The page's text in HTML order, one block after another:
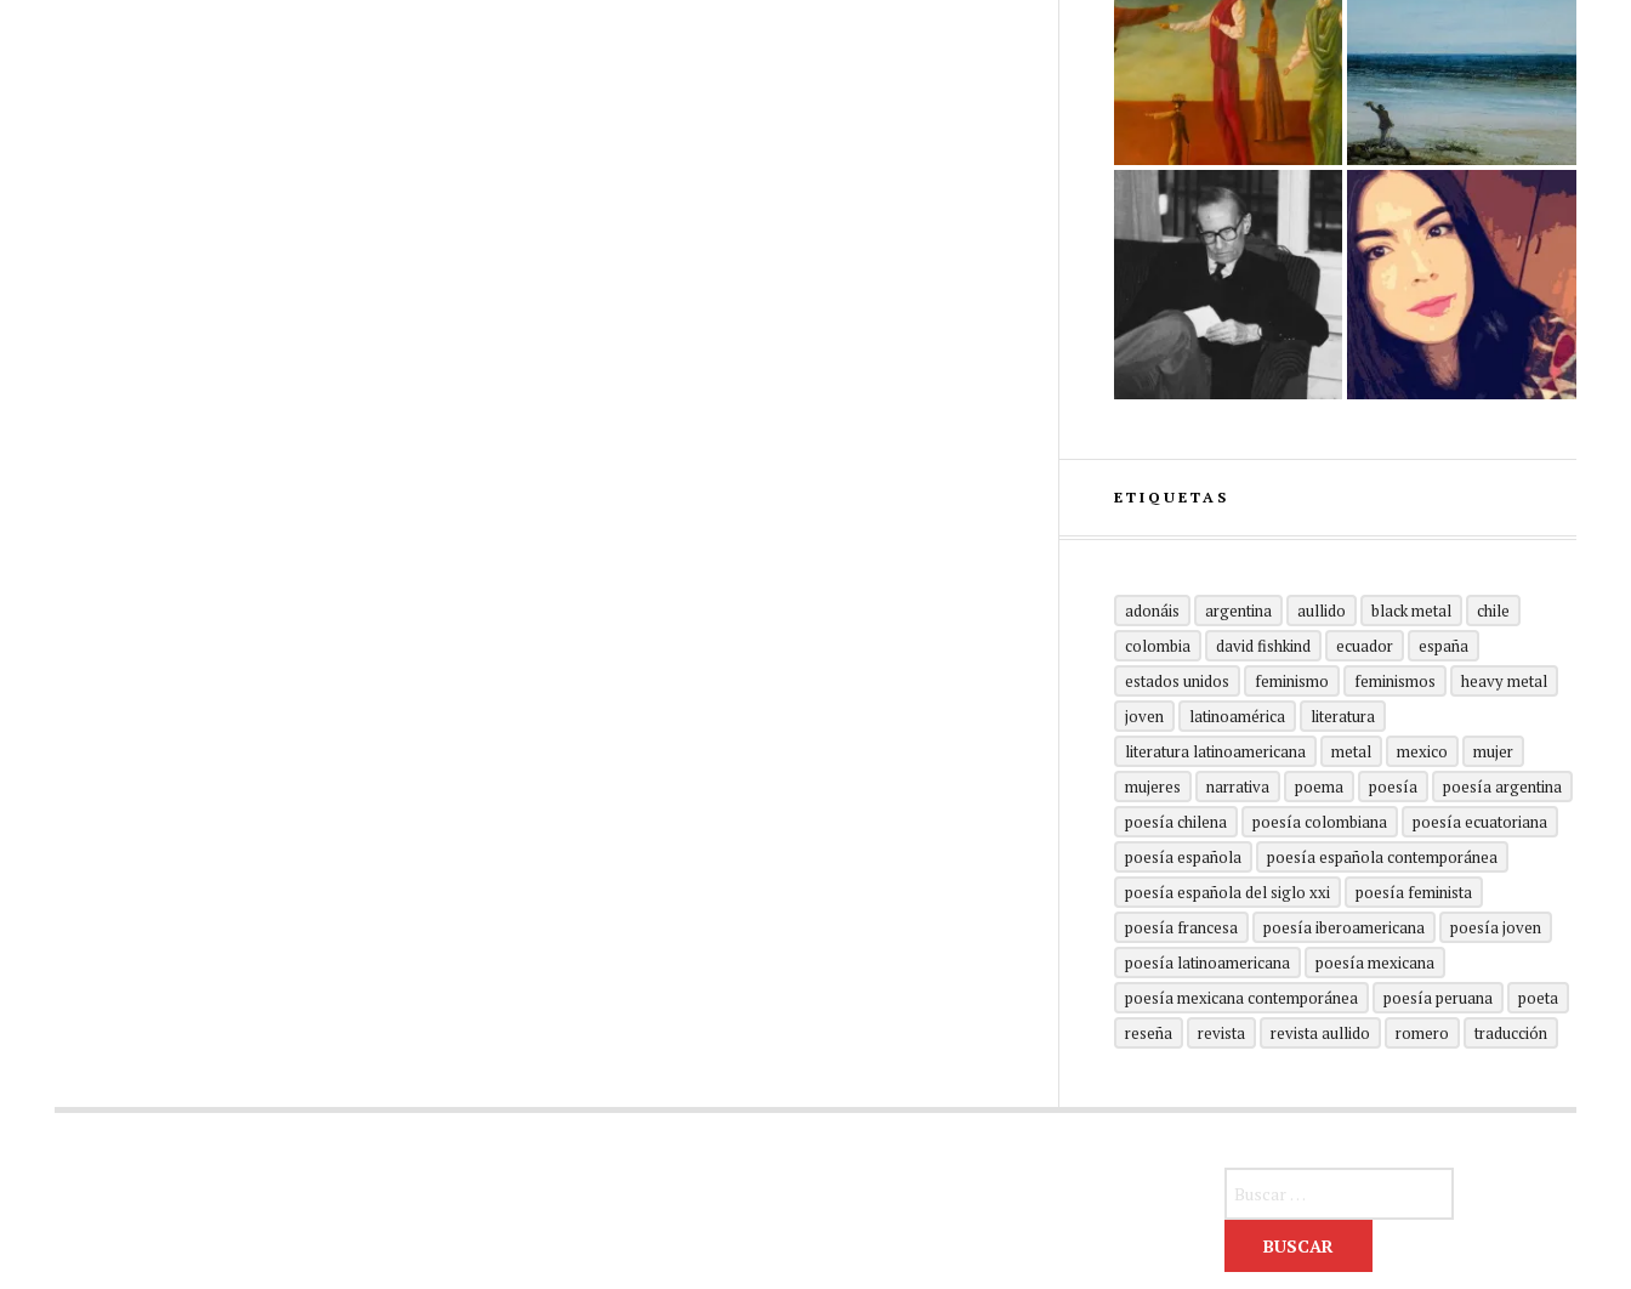
ETIQUETAS
adonáis argentina aullido black metal
chile
colombia
david fishkind ecuador
españa
estados unidos
feminismo feminismos
heavy metal
joven
latinoamérica
literatura
literatura latinoamericana
metal mexico
mujer
mujeres
narrativa poema poesía
poesía argentina
poesía chilena
poesía colombiana
poesía ecuatoriana
poesía española
poesía española contemporánea
poesía española del siglo xxi
poesía feminista
poesía francesa
poesía iberoamericana
poesía joven
poesía latinoamericana
poesía mexicana
poesía mexicana contemporánea
poesía peruana
poeta
reseña
revista revista aullido romero traducción